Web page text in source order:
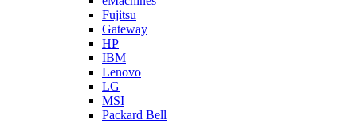
Fujitsu
Gateway
HP
IBM
Lenovo
LG
MSI
Packard Bell